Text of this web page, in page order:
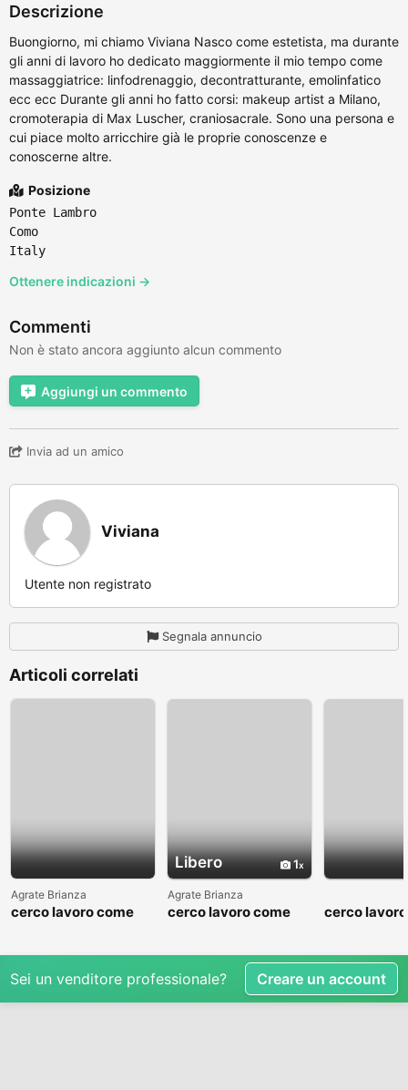
Descrizione
Buongiorno, mi chiamo Viviana Nasco come estetista, ma durante
gli anni di lavoro ho dedicato maggiormente il mio tempo come
massaggiatrice: linfodrenaggio, decontratturante, emolinfatico
ecc ecc Durante gli anni ho fatto corsi: makeup artist a Milano,
cromoterapia di Max Luscher, craniosacrale. Sono una persona e
cui piace molto arricchire già le proprie conoscenze e
conoscerne altre.
Posizione
Ponte Lambro
Como
Italy
Ottenere indicazioni →
Commenti
Non è stato ancora aggiunto alcun commento
Aggiungi un commento
Invia ad un amico
Viviana
Utente non registrato
Segnala annuncio
Articoli correlati
Agrate Brianza
cerco lavoro come
Libero 1
Agrate Brianza
cerco lavoro come
cerco
Sei un venditore professionale? Creare un account